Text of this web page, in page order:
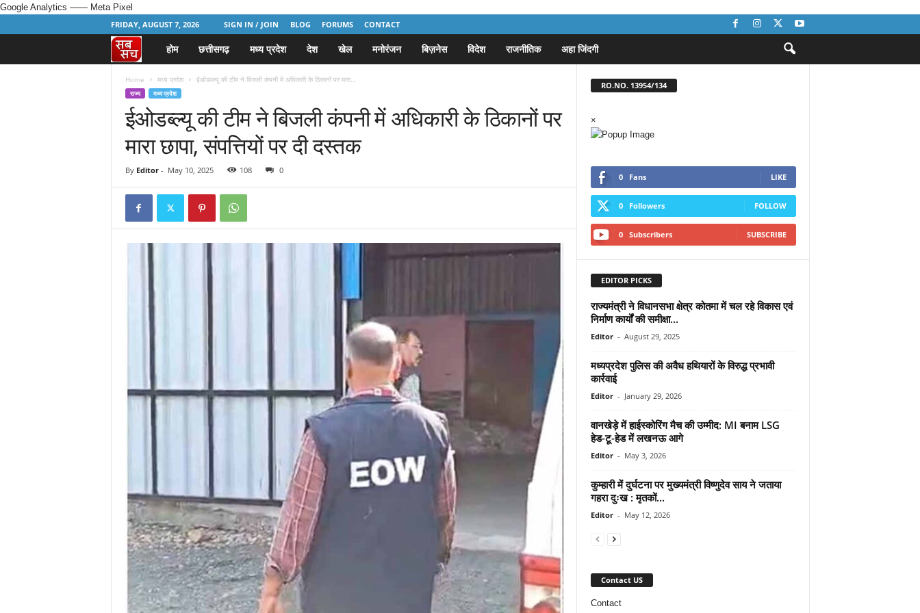
Google Analytics —— Meta Pixel
FRIDAY, AUGUST 7, 2026
SIGN IN / JOIN BLOG FORUMS CONTACT
i
d
i
N
e
t
l
होम छत्तीसगढ़ मध्य प्रदेश देश खेल मनोरंजन बिज़नेस विदेश राजनीतिक अहा जिंदगी
Home मध्य प्रदेश ईओडब्ल्यू की टीम ने बिजली कंपनी में अधिकारी के ठिकानों पर मारा...
राज्य मध्य प्रदेश
ईओडब्ल्यू की टीम ने बिजली कंपनी में अधिकारी के ठिकानों पर
मारा छापा, संपत्तियों पर दी दस्तक
By Editor- May 10, 2025 108 0
RO.NO. 13954/134
×
0 Fans LIKE
0 Followers FOLLOW
0 Subscribers SUBSCRIBE
EDITOR PICKS
राज्यमंत्री ने विधानसभा क्षेत्र कोतमा में चल रहे विकास एवं
निर्माण कार्यों की समीक्षा...
Editor - August 29, 2025
मध्यप्रदेश पुलिस की अवैध हथियारों के विरुद्ध प्रभावी
कार्रवाई
Editor - January 29, 2026
वानखेड़े में हाईस्कोरिंग मैच की उम्मीद: MI बनाम LSG
हेड-टू-हेड में लखनऊ आगे
Editor - May 3, 2026
कुम्हारी में दुर्घटना पर मुख्यमंत्री विष्णुदेव साय ने जताया
गहरा दुःख : मृतकों...
Editor - May 12, 2026
Contact US
Contact